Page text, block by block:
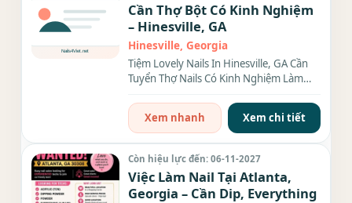
Cần Thợ Bột Có Kinh Nghiệm
– Hinesville, GA
Hinesville, Georgia
Tiệm Lovely Nails In Hinesville, GA Cần
Tuyển Thợ Nails Có Kinh Nghiệm Làm
Xem nhanh
Xem chi tiết
Còn hiệu lực đến: 06-11-2027
Việc Làm Nail Tại Atlanta,
Georgia – Cần Dip, Everything